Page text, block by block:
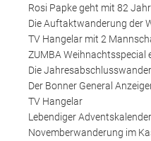
Rosi Papke geht mit 82
Die Auftaktwanderung der
TV Hangelar mit 2
ZUMBA Weihnachtsspecial
Die
Der Bonner General
TV Hangelar
Lebendiger
Novemberwanderung im